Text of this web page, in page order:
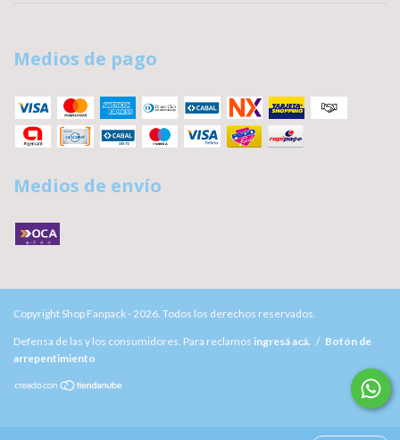
Medios de pago
Medios de envío
Copyright Shop Fanpack - 2026. Todos los derechos reservados.
Defensa de las y los consumidores. Para reclamos ingresá acá. / Botón de
arrepentimiento